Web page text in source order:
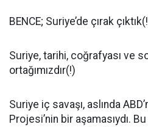
BENCE; Suriye’de çırak
Suriye, tarihi, coğrafyası ve
ortağımızdır(!)
Suriye iç savaşı, aslında
Projesi’nin bir aşamasıydı.